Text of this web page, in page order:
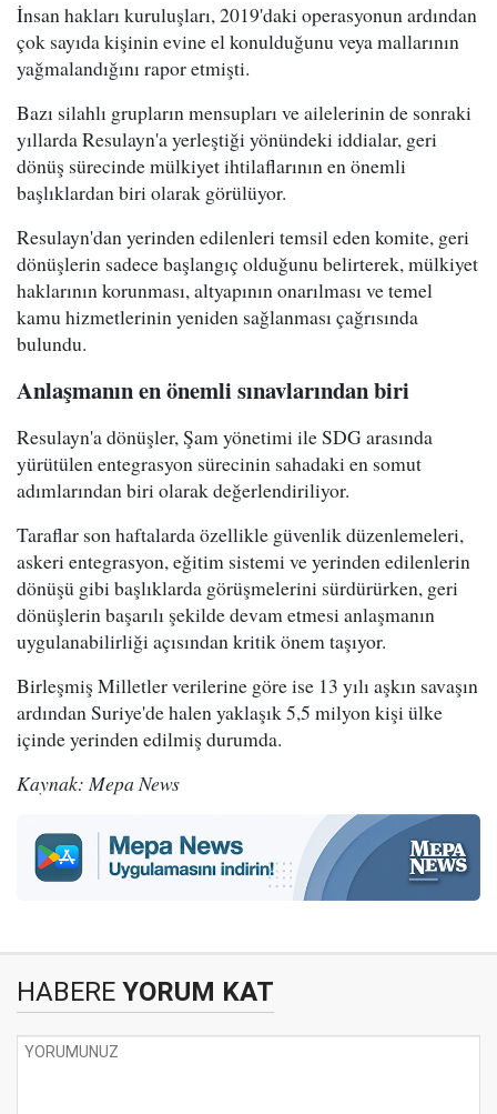
İnsan hakları kuruluşları, 2019'daki operasyonun ardından
çok sayıda kişinin evine el konulduğunu veya mallarının
yağmalandığını rapor etmişti.
Bazı silahlı grupların mensupları ve ailelerinin de sonraki
yıllarda Resulayn'a yerleştiği yönündeki iddialar, geri
dönüş sürecinde mülkiyet ihtilaflarının en önemli
başlıklardan biri olarak görülüyor.
Resulayn'dan yerinden edilenleri temsil eden komite, geri
dönüşlerin sadece başlangıç olduğunu belirterek, mülkiyet
haklarının korunması, altyapının onarılması ve temel
kamu hizmetlerinin yeniden sağlanması çağrısında
bulundu.
Anlaşmanın en önemli sınavlarından biri
Resulayn'a dönüşler, Şam yönetimi ile SDG arasında
yürütülen entegrasyon sürecinin sahadaki en somut
adımlarından biri olarak değerlendiriliyor.
Taraflar son haftalarda özellikle güvenlik düzenlemeleri,
askeri entegrasyon, eğitim sistemi ve yerinden edilenlerin
dönüşü gibi başlıklarda görüşmelerini sürdürürken, geri
dönüşlerin başarılı şekilde devam etmesi anlaşmanın
uygulanabilirliği açısından kritik önem taşıyor.
Birleşmiş Milletler verilerine göre ise 13 yılı aşkın savaşın
ardından Suriye'de halen yaklaşık 5,5 milyon kişi ülke
içinde yerinden edilmiş durumda.
Kaynak: Mepa News
HABERE YORUM KAT